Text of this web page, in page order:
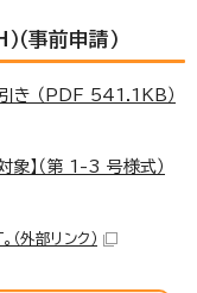
（事前申請）
引き （PDF 541.1KB）
象】（第 1-3 号様式）
（外部リンク）